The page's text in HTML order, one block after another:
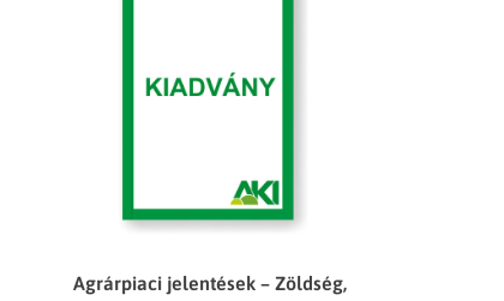
Agrárpiaci jelentések – Zöldség,